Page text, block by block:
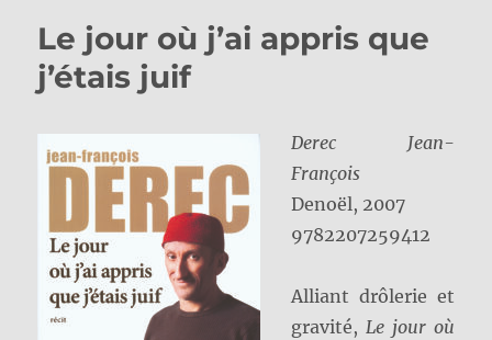
Le jour où j’ai appris que
j’étais juif
Derec Jean-
François
Denoël, 2007
9782207259412
Alliant drôlerie et
gravité,Le jour où